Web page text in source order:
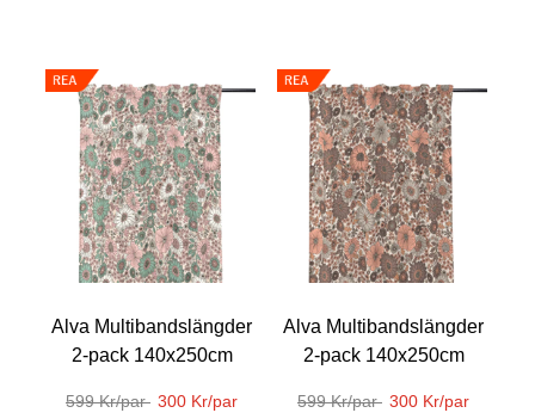
Alva Multibandslängder
2-pack 140x250cm
599 Kr/par 300 Kr/par
Alva Multibandslängder
2-pack 140x250cm
599 Kr/par 300 Kr/par